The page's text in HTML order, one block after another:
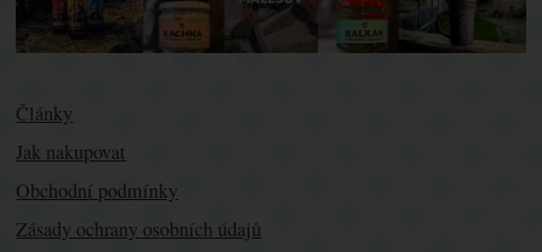
Články
Jak nakupovat
Obchodní podmínky
Zásady ochrany osobních údajů